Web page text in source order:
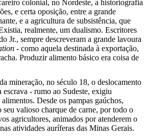
colonial, no Nordeste, a historiografia
e certa oposição, entre a grande
e a agricultura de subsistência, que
realmente, um dualismo. Escritores
Jr., sempre descreveram a grande lavoura
- como aquela destinada à exportação,
Produzir alimento básico era coisa de
mineração, no século 18, o deslocamento
- rumo ao Sudeste, exigiu
Desde os pampas gaúchos,
seu valioso charque de carne, por todo o
agricultores, animados por atenderem o
atividades auríferas das Minas Gerais.